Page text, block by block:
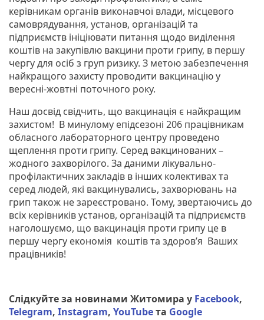
керівникам органів виконавчої влади, місцевого
самоврядування, установ, організацій та
підприємств ініціювати питання щодо виділення
коштів на закупівлю вакцини проти грипу, в першу
чергу для осіб з груп ризику. З метою забезпечення
найкращого захисту проводити вакцинацію у
вересні-жовтні поточного року.
Наш досвід свідчить, що вакцинація є найкращим
захистом! В минулому епідсезоні 206 працівникам
обласного лабораторного центру проведено
щеплення проти грипу. Серед вакцинованих –
жодного захворілого. За даними лікувально-
профілактичних закладів в інших колективах та
серед людей, які вакцинувались, захворювань на
грип також не зареєстровано. Тому, звертаючись до
всіх керівників установ, організацій та підприємств
наголошуємо, що вакцинація проти грипу це в
першу чергу економія коштів та здоров’я Ваших
працівників!
Слідкуйте за новинами Житомира у Facebook,
Telegram, Instagram, YouTubeта Google